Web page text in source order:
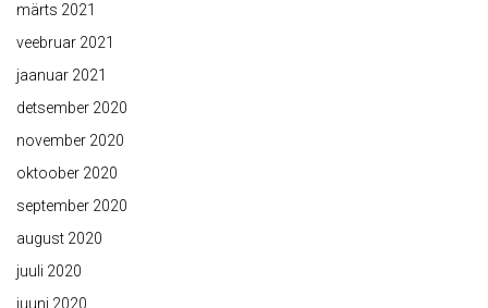
märts 2021
veebruar 2021
jaanuar 2021
detsember 2020
november 2020
oktoober 2020
september 2020
august 2020
juuli 2020
juuni 2020